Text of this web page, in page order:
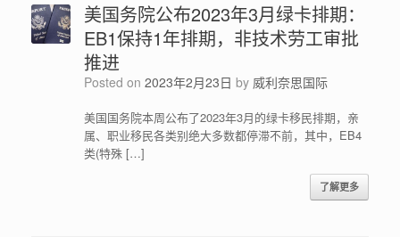
美国务院公布2023年3月绿卡排期：
EB1保持1年排期，非技术劳工审批
推进
Posted on 2023年2月23日 by 威利奈思国际
美国国务院本周公布了2023年3月的绿卡移民排期，亲
属、职业移民各类别绝大多数都停滞不前，其中，EB4
类(特殊 […]
了解更多